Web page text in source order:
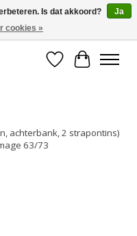
Verlanglijst
achterbank, 2 strapontins)
63/73
Is dat akkoord?
Ja
cookies »